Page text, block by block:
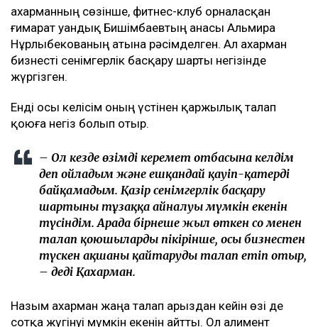
Қахарманның сөзінше, фитнес-клуб орналасқан
ғимарат Қуандық Бишімбаевтың анасы Альмира
Нұрлыбекованың атына рәсімделген. Ал Қахарман
бизнесті сенімгерлік басқару шарты негізінде
жүргізген.
Енді осы келісім оның үстінен қаржылық талап
қоюға негіз болып отыр.
– Ол кезде өзімді керемет отбасына келдім
деп ойладым және ешқандай қауіп-қатерді
байқамадым. Қазір сенімгерлік басқару
шартының тұзаққа айналуы мүмкін екенін
түсіндім. Арада бірнеше жыл өткен соң менен
талап қоюшылардың пікірінше, осы бизнестен
түскен ақшаны қайтаруды талап етіп отыр,
– деді Қахарман.
Назым Қахарман жаңа талап арыздан кейін өзі де
сотқа жүгінуі мүмкін екенін айтты. Ол алимент